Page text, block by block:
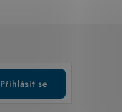
Přihlásit se